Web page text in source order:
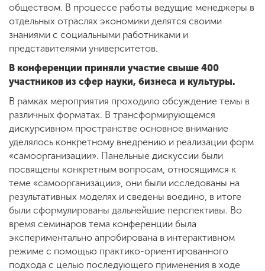
обществом. В процессе работы ведущие менеджеры в
отдельных отраслях экономики делятся своими
знаниями с социальными работниками и
представителями университетов.
В конференции приняли участие свыше 400
участников из сфер науки, бизнеса и культуры.
В рамках мероприятия проходило обсуждение темы в
различных форматах. В трансформирующемся
дискурсивном пространстве основное внимание
уделялось конкретному внедрению и реализации форм
«самоорганизации». Панельные дискуссии были
посвящены конкретным вопросам, относящимся к
теме «самоорганизации», они были исследованы на
результативных моделях и сведены воедино, в итоге
были сформулированы дальнейшие перспективы. Во
время семинаров тема конференции была
экспериментально апробирована в интерактивном
режиме с помощью практико-ориентированного
подхода с целью последующего применения в ходе